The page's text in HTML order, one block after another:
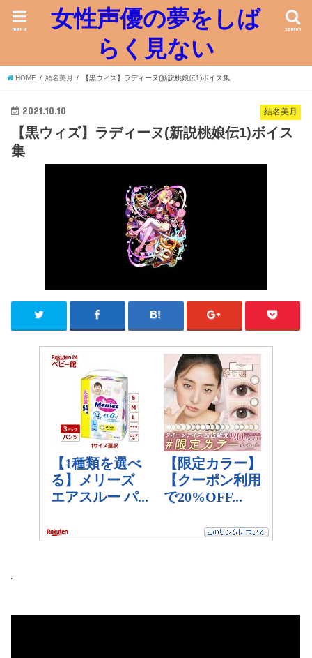
女性声優の夢をしば
らく見ない
search
menu
HOME 結名美月 【黒ウィズ】ラディーヌ(新説桃娘伝1)ボイス集
結名美月
2021.10.10
【黒ウィズ】ラディーヌ(新説桃娘伝1)ボイス
集